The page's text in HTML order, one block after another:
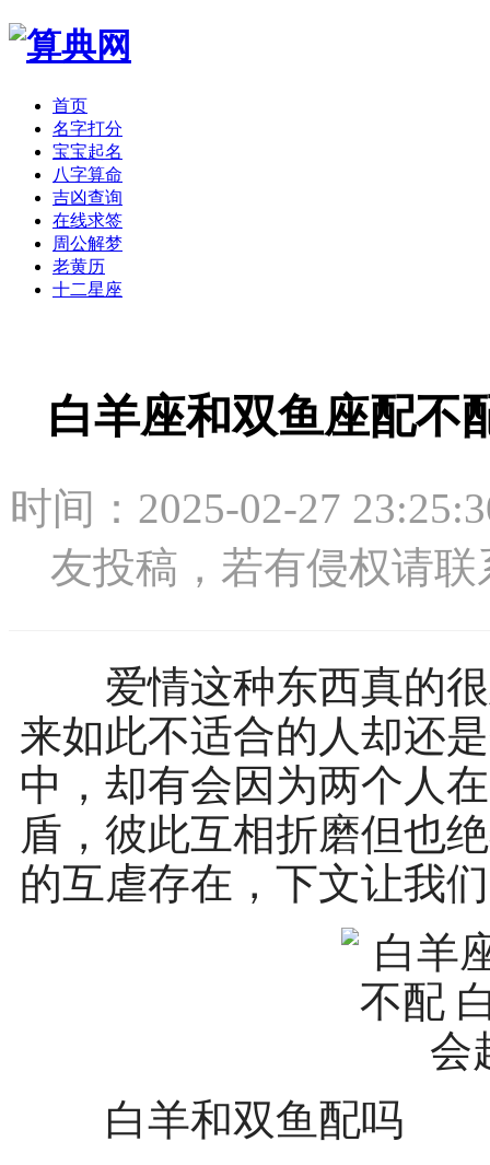
首页
名字打分
宝宝起名
八字算命
吉凶查询
在线求签
周公解梦
老黄历
十二星座
白羊座和双鱼座配不
时间：2025-02-27
友投稿，若有侵权请联
爱情这种东西真的很
来如此不适合的人却还
中，却有会因为两个人
盾，彼此互相折磨但也
的互虐存在，下文让我
白羊和双鱼配吗